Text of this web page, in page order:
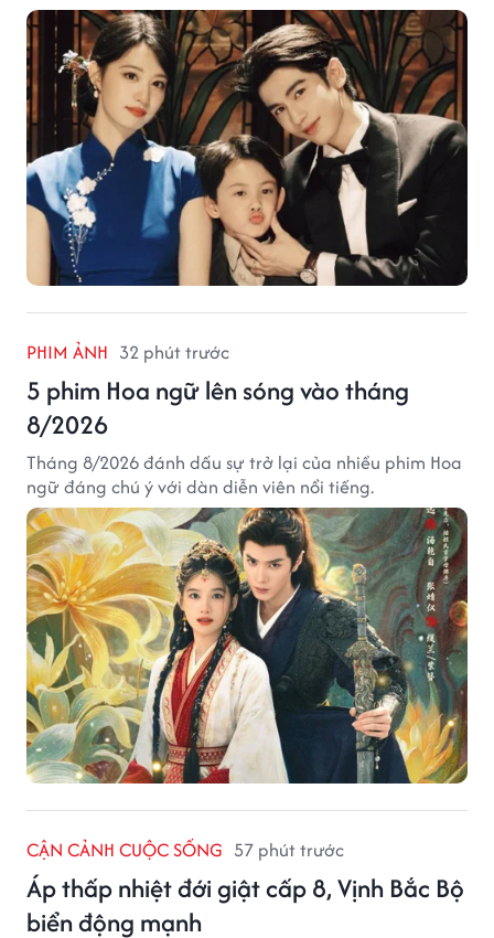
giả.
PHIM ẢNH 32 phút trước
5 phim Hoa ngữ lên sóng vào tháng
8/2026
Tháng 8/2026 đánh dấu sự trở lại của nhiều phim Hoa
ngữ đáng chú ý với dàn diễn viên nổi tiếng.
CẬN CẢNH CUỘC SỐNG 57 phút trước
Áp thấp nhiệt đới giật cấp 8, Vịnh Bắc Bộ
biển động mạnh